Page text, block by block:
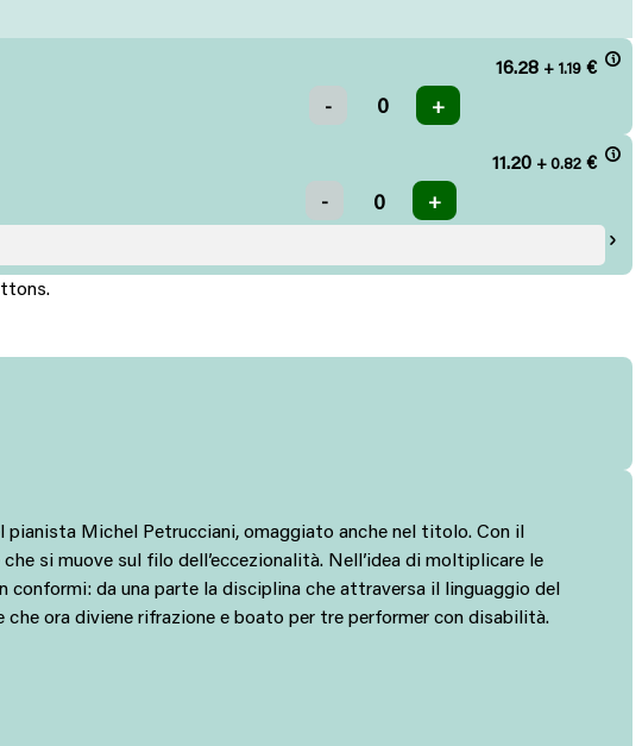
16.28 + 1.19 €
11.20 + 0.82 €
Michel Petrucciani, omaggiato anche nel titolo. Con il
si muove sul filo dell’eccezionalità. Nell’idea di moltiplicare le
da una parte la disciplina che attraversa il linguaggio del
ora diviene rifrazione e boato per tre performer con disabilità.